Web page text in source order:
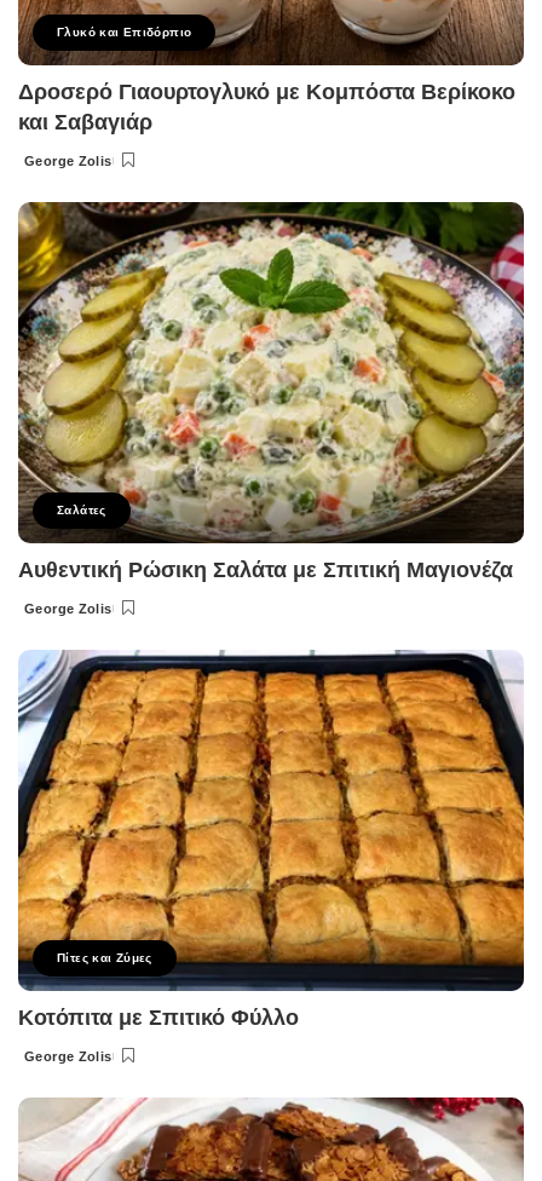
Γλυκό και Επιδόρπιο
Δροσερό Γιαουρτογλυκό με Κομπόστα Βερίκοκο
και Σαβαγιάρ
Posted
George Zolis
Σαλάτες
Αυθεντική Ρώσικη Σαλάτα με Σπιτική Μαγιονέζα
Posted
George Zolis
Πίτες και Ζύμες
Κοτόπιτα με Σπιτικό Φύλλο
Posted
George Zolis